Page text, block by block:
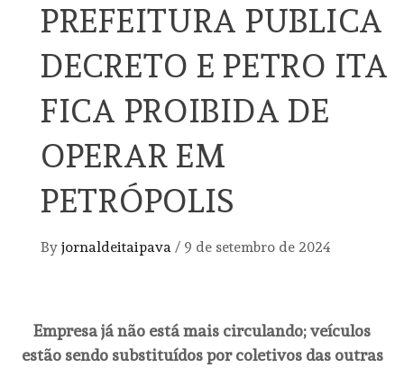
PREFEITURA PUBLICA
DECRETO E PETRO ITA
FICA PROIBIDA DE
OPERAR EM
PETRÓPOLIS
By jornaldeitaipava / 9 de setembro de 2024
Empresa já não está mais circulando; veículos
estão sendo substituídos por coletivos das outras